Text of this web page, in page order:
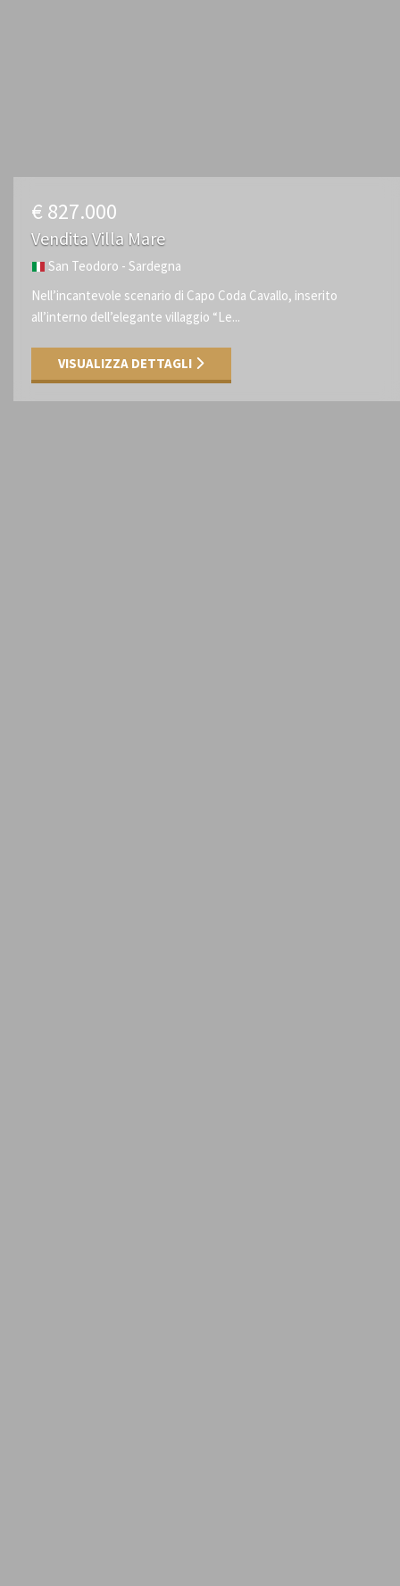
€ 827.000
Vendita Villa Mare
San Teodoro - Sardegna
Nell’incantevole scenario di Capo Coda Cavallo, inserito
all’interno dell’elegante villaggio “Le...
VISUALIZZA DETTAGLI